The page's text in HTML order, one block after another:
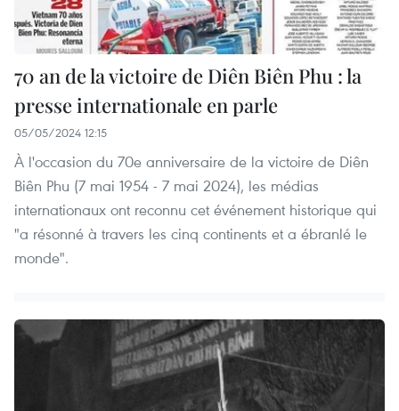
70 an de la victoire de Diên Biên Phu : la
presse internationale en parle
05/05/2024 12:15
À l'occasion du 70e anniversaire de la victoire de Diên
Biên Phu (7 mai 1954 - 7 mai 2024), les médias
internationaux ont reconnu cet événement historique qui
"a résonné à travers les cinq continents et a ébranlé le
monde".